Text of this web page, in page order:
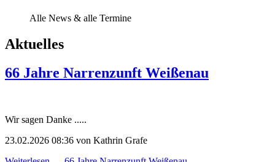
Alle News & alle Termine
Aktuelles
66 Jahre Narrenzunft Weißenau
Wir sagen Danke .....
23.02.2026 08:36 von Kathrin Grafe